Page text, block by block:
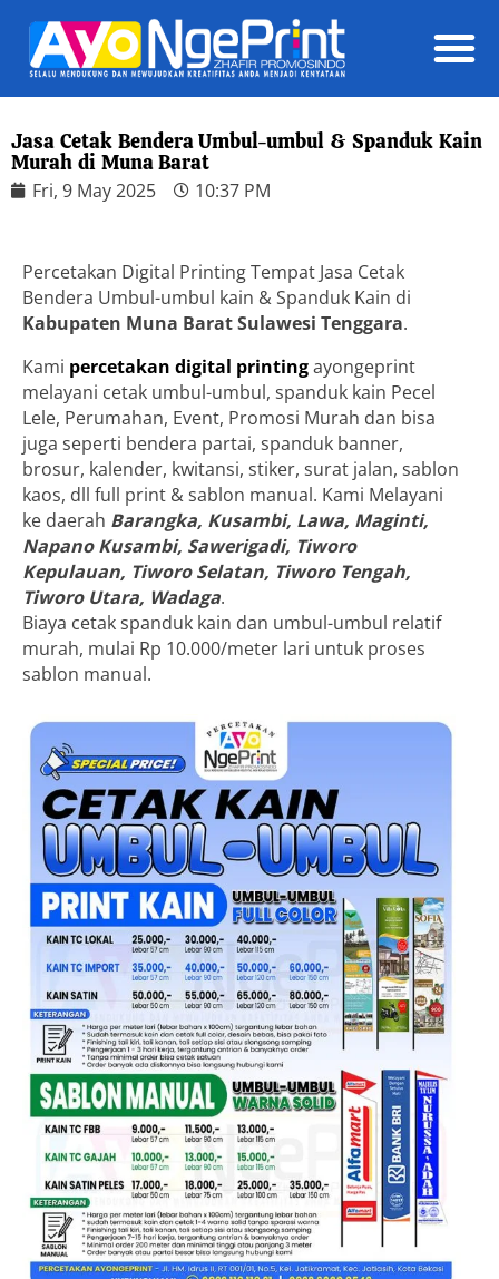
Jasa Cetak Bendera Umbul-umbul & Spanduk Kain
Murah di Muna Barat
Fri, 9 May 2025 10:37 PM
Percetakan Digital Printing Tempat Jasa Cetak
Bendera Umbul-umbul kain & Spanduk Kain di
Kabupaten Muna Barat Sulawesi Tenggara.
Kami percetakan digital printingayongeprint
melayani cetak umbul-umbul, spanduk kain Pecel
Lele, Perumahan, Event, Promosi Murah dan bisa
juga seperti bendera partai, spanduk banner,
brosur, kalender, kwitansi, stiker, surat jalan, sablon
kaos, dll full print & sablon manual. Kami Melayani
ke daerah Barangka, Kusambi, Lawa, Maginti,
Napano Kusambi, Sawerigadi, Tiworo
Kepulauan, Tiworo Selatan, Tiworo Tengah,
Tiworo Utara, Wadaga.
Biaya cetak spanduk kain dan umbul-umbul relatif
murah, mulai Rp 10.000/meter lari untuk proses
sablon manual.